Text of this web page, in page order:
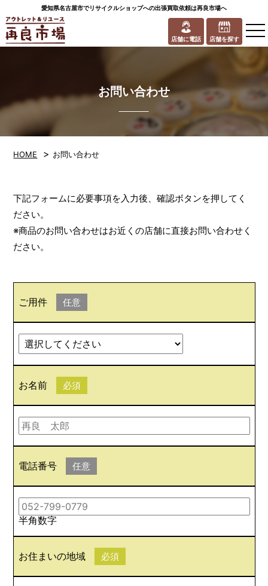
愛知県名古屋市でリサイクルショップへの出張買取依頼は再良市場へ
店舗に電話 店舗を探す
お問い合わせ
HOME > お問い合わせ
下記フォームに必要事項を入力後、確認ボタンを押してく
ださい。
※商品のお問い合わせはお近くの店舗に直接お問い合わせく
ださい。
ご用件 任意
お名前 必須
電話番号 任意
半角数字
お住まいの地域 必須